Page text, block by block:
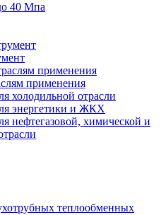
40 Мпа
применения
холодильной отрасли
энергетики и ЖКХ
нефтегазовой, химической и
теплообменных